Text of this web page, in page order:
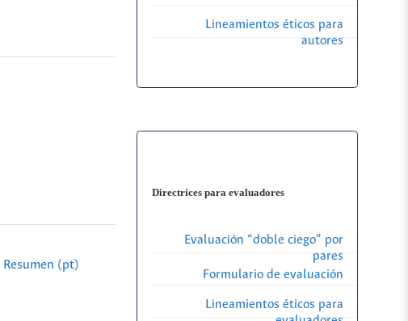
Resumen (pt)
Lineamientos éticos para
autores
Directrices para evaluadores
Evaluación “doble ciego” por
pares
Formulario de evaluación
Lineamientos éticos para